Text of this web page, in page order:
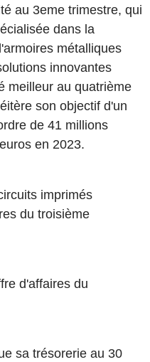
au 3eme trimestre, qui
dans la
métalliques
innovantes
meilleur au quatrième
son objectif d'un
de 41 millions
en 2023.
imprimés
du troisième
d'affaires du
sa trésorerie au 30